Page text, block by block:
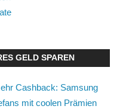
GELD SPAREN
Cashback: Samsung
mit coolen Prämien